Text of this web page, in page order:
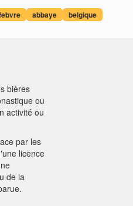
abbaye belgique
bières
ou
activité ou
par les
licence
de la